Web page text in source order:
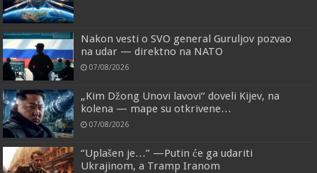
Nakon vesti o SVO general Guruljov pozvao
na udar — direktno na NATO
07/08/2026
„Kim Džong Unovi lavovi“ doveli Kijev, na
kolena — mape su otkrivene…
07/08/2026
“Uplašen je…” —Putin će ga udariti
Ukrajinom, a Tramp Iranom